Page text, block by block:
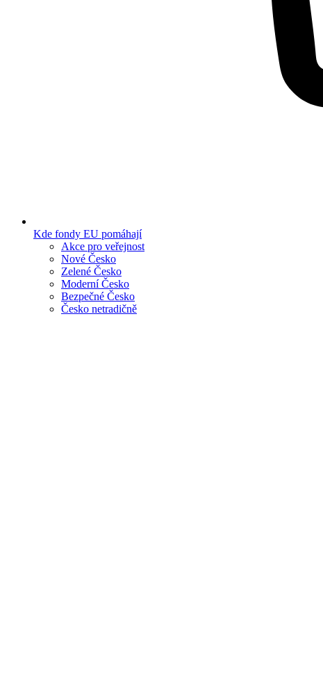
Kde fondy EU pomáhají
Akce pro veřejnost
Nové Česko
Zelené Česko
Moderní Česko
Bezpečné Česko
Česko netradičně